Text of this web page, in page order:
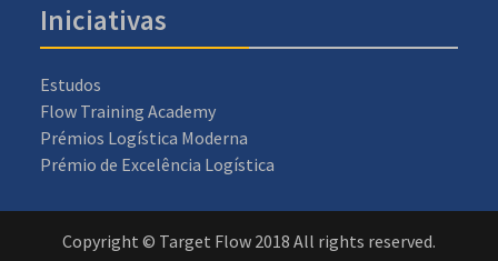
Iniciativas
Estudos
Flow Training Academy
Prémios Logística Moderna
Prémio de Excelência Logística
Copyright © Target Flow 2018 All rights reserved.